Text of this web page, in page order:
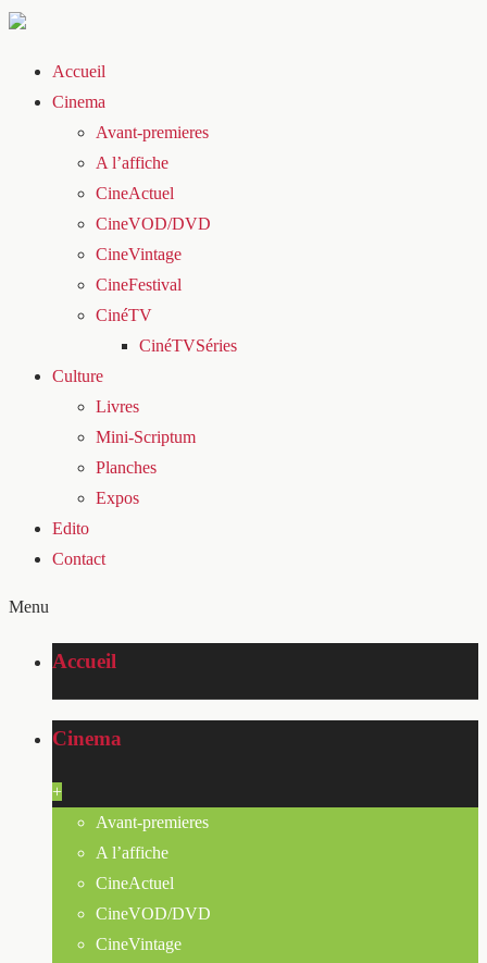
Accueil
Cinema
Avant-premieres
A l’affiche
CineActuel
CineVOD/DVD
CineVintage
CineFestival
CinéTV
CinéTVSéries
Culture
Livres
Mini-Scriptum
Planches
Expos
Edito
Contact
Menu
Accueil
Cinema
+
Avant-premieres
A l’affiche
CineActuel
CineVOD/DVD
CineVintage